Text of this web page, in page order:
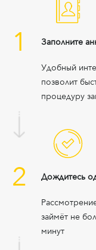
1 Заполните
Удобный
позволит
процедуру
2 Дождитесь
займёт не
минут